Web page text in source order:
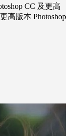
CC 及更高
高版本 Photoshop